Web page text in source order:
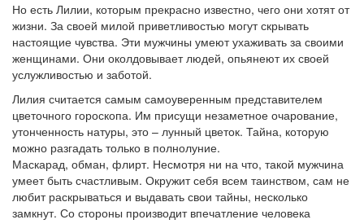
Но есть Лилии, которым прекрасно известно, чего они хотят от
жизни. За своей милой приветливостью могут скрывать
настоящие чувства. Эти мужчины умеют ухаживать за своими
женщинами. Они околдовывает людей, опьянеют их своей
услужливостью и заботой.
Лилия считается самым самоуверенным представителем
цветочного гороскопа. Им присущи незаметное очарование,
утонченность натуры, это – лунный цветок. Тайна, которую
можно разгадать только в полнолуние.
Маскарад, обман, флирт. Несмотря ни на что, такой мужчина
умеет быть счастливым. Окружит себя всем таинством, сам не
любит раскрываться и выдавать свои тайны, несколько
замкнут. Со стороны производит впечатление человека